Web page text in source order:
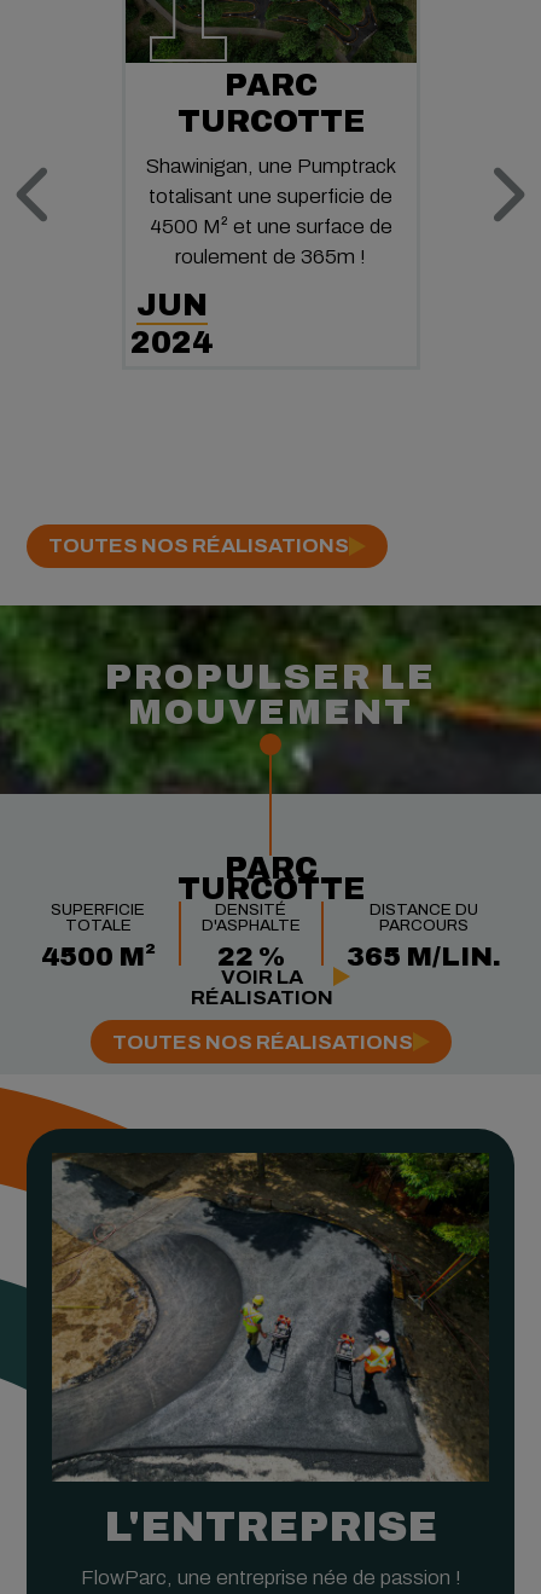
PARC
TURCOTTE
Shawinigan, une Pumptrack
totalisant une superficie de
4500 M² et une surface de
roulement de 365m !
JUN
2024
TOUTES NOS RÉALISATIONS
PROPULSER LE
MOUVEMENT
PARC
TURCOTTE
SUPERFICIE
TOTALE
4500 M²
DENSITÉ
D'ASPHALTE
22 %
DISTANCE DU
PARCOURS
365 M/LIN.
VOIR LA
RÉALISATION
TOUTES NOS RÉALISATIONS
L'ENTREPRISE
FlowParc, une entreprise née de passion !